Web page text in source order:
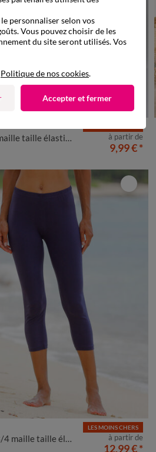
coloris
42/44 46/48 50 52 54 56
taille élastiquée à partir de
9,99 €*
50 52 54
taille élastiquée
LES MOINS CHERS
à partir de
12,99 €*
personnaliser selon vos
Vous pouvez choisir de les
du site seront utilisés. Vos
Politique de nos cookies.
Accepter et fermer